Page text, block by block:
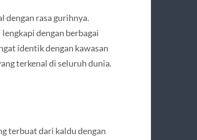
dengan rasa gurihnya.
dengan berbagai
identik dengan kawasan
terkenal di seluruh dunia.
terbuat dari kaldu dengan